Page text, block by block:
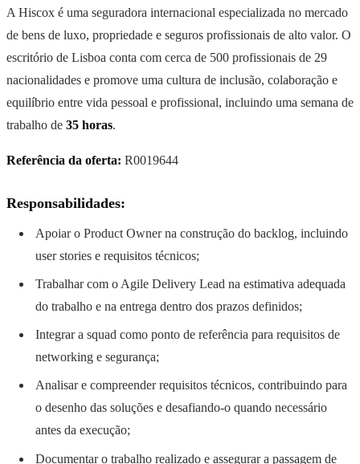
A Hiscox é uma seguradora internacional especializada no mercado
de bens de luxo, propriedade e seguros profissionais de alto valor. O
escritório de Lisboa conta com cerca de 500 profissionais de 29
nacionalidades e promove uma cultura de inclusão, colaboração e
equilíbrio entre vida pessoal e profissional, incluindo uma semana de
trabalho de 35 horas.
Referência da oferta: R0019644
Responsabilidades:
Apoiar o Product Owner na construção do backlog, incluindo
user stories e requisitos técnicos;
Trabalhar com o Agile Delivery Lead na estimativa adequada
do trabalho e na entrega dentro dos prazos definidos;
Integrar a squad como ponto de referência para requisitos de
networking e segurança;
Analisar e compreender requisitos técnicos, contribuindo para
o desenho das soluções e desafiando-o quando necessário
antes da execução;
Documentar o trabalho realizado e assegurar a passagem de